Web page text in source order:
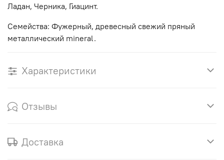
Ладан, Черника, Гиацинт.
Семейства: Фужерный, древесный свежий пряный
металлический mineral.
Характеристики
Отзывы
Доставка